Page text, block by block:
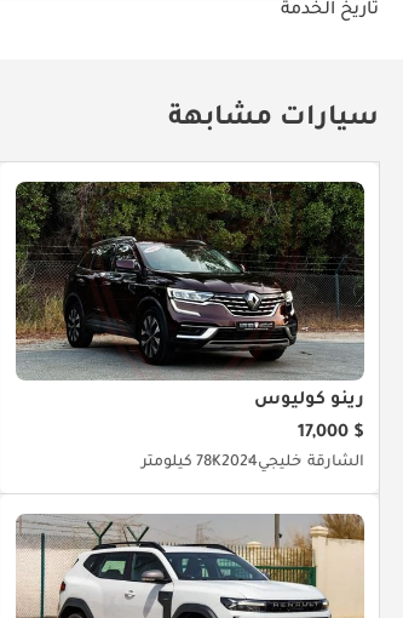
تاريخ الخدمة
سيارات مشابهة
رينو كوليوس
$ 17,000
الشارقة خليجي202478K كيلومتر